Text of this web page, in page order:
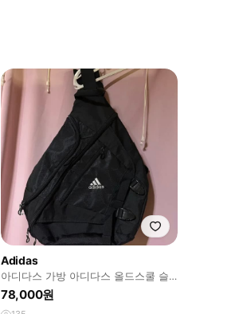
Adidas
아디다스 가방 아디다스 올드스쿨 슬
링백 백팩 블랙 아디다스 희귀 가방
78,000원